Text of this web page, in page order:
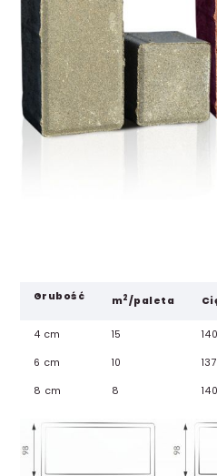
Grubość m2/paleta
4 cm 15
6 cm 10
8 cm 8